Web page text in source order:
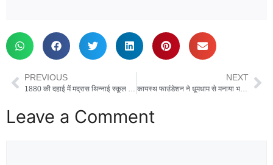
PREVIOUS NEXT
कायस्थ फाउंडेशन ने धूमधाम से मनाया भगवान चित्रगुप्त जी का प्रकटोत्सव
Leave a Comment